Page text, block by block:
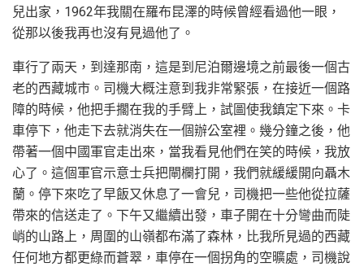
兒出家，1962年我關在羅布昆澤的時候曾經看過他一眼，
從那以後我再也沒有見過他了。
車行了兩天，到達那南，這是到尼泊爾邊境之前最後一個古
老的西藏城市。司機大概注意到我非常緊張，在接近一個路
障的時候，他把手擱在我的手臂上，試圖使我鎮定下來。卡
車停下，他走下去就消失在一個辦公室裡。幾分鐘之後，他
帶著一個中國軍官走出來，當我看見他們在笑的時候，我放
心了。這個軍官示意士兵把閘欄打開，我們就緩緩開向聶木
蘭。停下來吃了早飯又休息了一會兒，司機把一些他從拉薩
帶來的信送走了。下午又繼續出發，車子開在十分彎曲而陡
峭的山路上，周圍的山嶺都布滿了森林，比我所見過的西藏
任何地方都更綠而蒼翠，車停在一個拐角的空曠處，司機說